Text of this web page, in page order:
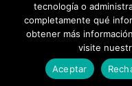
© 2026 FIAPAM.
facebook
tecnología o
completamente qué
obtener más
visite
Aceptar